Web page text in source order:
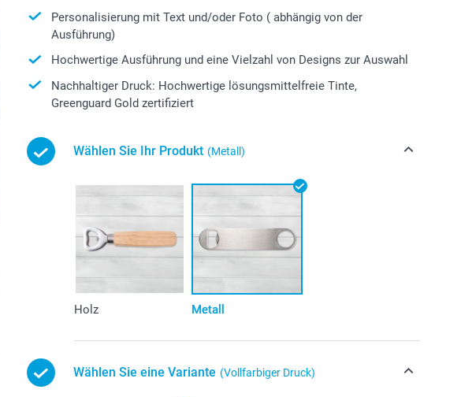
Personalisierung mit Text und/oder Foto ( abhängig von der
Ausführung)
Hochwertige Ausführung und eine Vielzahl von Designs zur Auswahl
Nachhaltiger Druck: Hochwertige lösungsmittelfreie Tinte,
Greenguard Gold zertifiziert
Wählen Sie Ihr Produkt (Metall)
Holz Metall
Wählen Sie eine Variante (Vollfarbiger Druck)